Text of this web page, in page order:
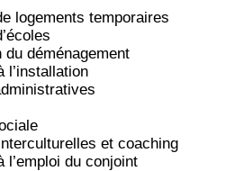
logements temporaires
du déménagement
l’installation
et coaching
l’emploi du conjoint